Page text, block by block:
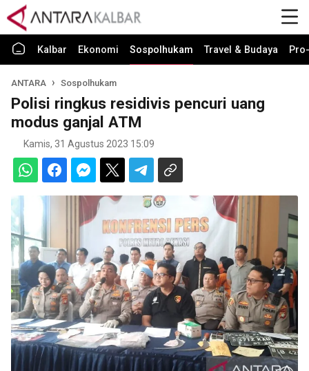
Kalbar Ekonomi Sospolhukam Travel & Budaya
ANTARA Sospolhukam
Polisi ringkus residivis pencuri uang
modus ganjal ATM
Kamis, 31 Agustus 2023 15:09